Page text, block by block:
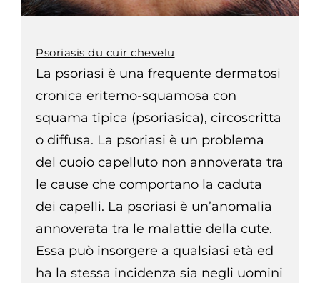
Psoriasis du cuir chevelu
La psoriasi è una frequente dermatosi
cronica eritemo-squamosa con
squama tipica (psoriasica), circoscritta
o diffusa. La psoriasi è un problema
del cuoio capelluto non annoverata tra
le cause che comportano la caduta
dei capelli. La psoriasi è un’anomalia
annoverata tra le malattie della cute.
Essa può insorgere a qualsiasi età ed
ha la stessa incidenza sia negli uomini